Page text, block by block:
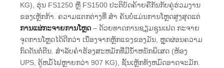
KG), ຮຸ່ນ FS1250 ຫຼື FS1500 ປະຕິບັດຄ້າຍຄືກັນກັບຄູ່ຮ່ວມງານ
ຂອງເຫຼັກກ້າ. ຄວາມແຕກຕ່າງທີ່ ສຳ ຄັນບໍ່ແມ່ນການໂຫຼດສູງສຸດແຕ່
ການແຜ່ກະຈາຍການໂຫຼດ – ດ້ວຍທາດການຊຽມຊູນເຟດ ກະຈາຍ
ຈຸດການໂຫຼດໄດ້ດີກວ່າ ເນື່ອງຈາກຫຼັກແຂງຂອງມັນ, ຫຼຸດຜ່ອນຄວາມ
ກົດດັນຕໍ່ຕີນ. ສໍາລັບຄໍາຮ້ອງສະຫມັກທີ່ມີນ້ໍາຫນັກພິເສດ (ຫ້ອງ
UPS, ຕູ້ຫມໍ້ໄຟຫຼາຍກວ່າ 907 KG), ຊັ້ນເຫຼັກທັງຫມົດອາດຈະມັກ.